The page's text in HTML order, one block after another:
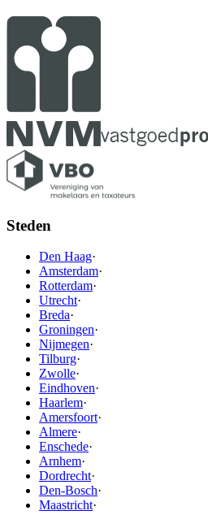
Steden
Den Haag·
Amsterdam·
Rotterdam·
Utrecht·
Breda·
Groningen·
Nijmegen·
Tilburg·
Zwolle·
Eindhoven·
Haarlem·
Amersfoort·
Almere·
Enschede·
Arnhem·
Dordrecht·
Den-Bosch·
Maastricht·